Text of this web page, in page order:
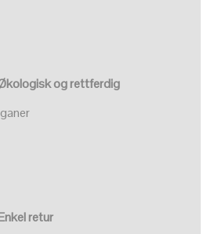
og rettferdig
retur